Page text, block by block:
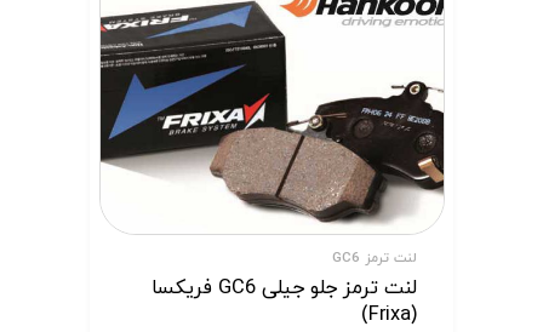
لنت ترمز GC6
لنت ترمز جلو جیلی GC6 فریکسا
(Frixa)